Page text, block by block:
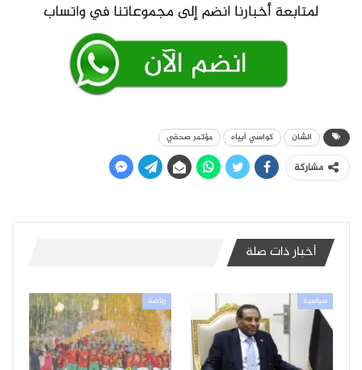
الشان كواسي أبياه مؤتمر صحفي
مشاركة
أخبار ذات صلة
سياسية رياضة